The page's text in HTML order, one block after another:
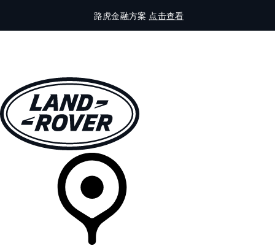
路虎金融方案 点击查看